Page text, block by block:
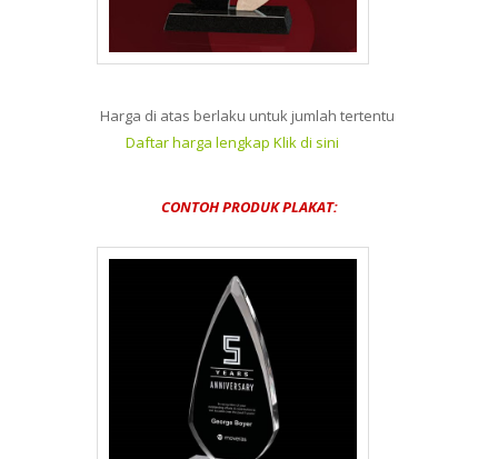
Harga di atas berlaku untuk jumlah tertentu
Daftar harga lengkap Klik di sini
CONTOH PRODUK PLAKAT: